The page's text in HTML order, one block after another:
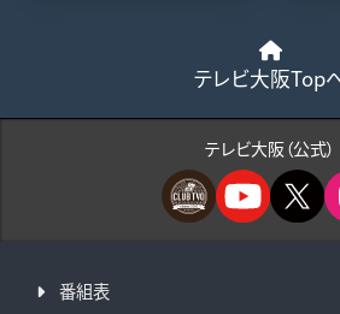
テレビ大阪Top
テレビ大阪（公式）
番組表